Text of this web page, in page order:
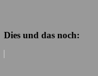
Dies und das noch: